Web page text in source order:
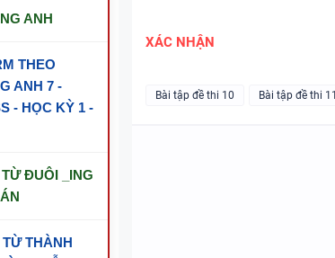
ANH
THEO
ANH 7 -
- HỌC KỲ 1 -
ĐUÔI _ING
THÀNH
XÁC NHẬN
Bài tập đề thi 10 Bài tập đề thi 11